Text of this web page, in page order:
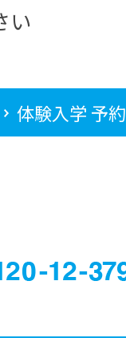
い
体験入学 予約